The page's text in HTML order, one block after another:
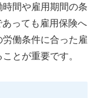
間や雇用期間の条
っても雇用保険へ
働条件に合った雇
とが重要です。